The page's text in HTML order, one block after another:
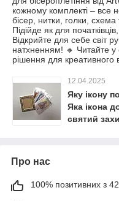
кожному комплекті – все
бісер, нитки, голки,
Підійде як для
Відкрийте для себе світ
натхненням! 🔸 Читайте у
рішення для креативного
12.04.2025
Яку ікону
Яка ікона
святий
Про нас
100% позитивних з